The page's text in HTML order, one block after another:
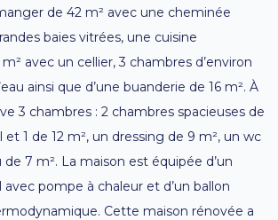
de 42 m² avec une cheminée
baies vitrées, une cuisine
avec un cellier, 3 chambres d’environ
ainsi que d’une buanderie de 16 m². À
3 chambres : 2 chambres spacieuses de
et 1 de 12 m², un dressing de 9 m², un wc
de 7 m². La maison est équipée d’un
pompe à chaleur et d’un ballon
Cette maison rénovée a